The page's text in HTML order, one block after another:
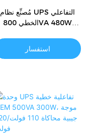
مُصنِّع نظام UPS التفاعلي
الخطي 800VA 480W
استفسار